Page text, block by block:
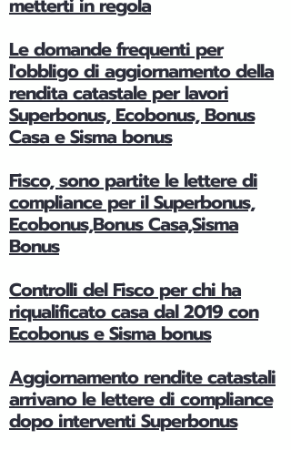
metterti in regola
Le domande frequenti per
l'obbligo di aggiornamento della
rendita catastale per lavori
Superbonus, Ecobonus, Bonus
Casa e Sisma bonus
Fisco, sono partite le lettere di
compliance per il Superbonus,
Ecobonus,Bonus Casa,Sisma
Bonus
Controlli del Fisco per chi ha
riqualificato casa dal 2019 con
Ecobonus e Sisma bonus
Aggiornamento rendite catastali
arrivano le lettere di compliance
dopo interventi Superbonus